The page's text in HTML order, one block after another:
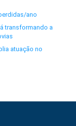
ano
transformando a
atuação no